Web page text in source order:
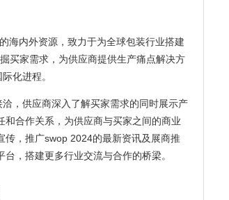
海内外资源，致力于为全球包装行业搭建
买家需求，为供应商提供生产痛点解决方
化进程。
，供应商深入了解买家需求的同时展示产
合作关系，为供应商与买家之间的商业
，推广swop 2024的最新资讯及展商推
，搭建更多行业交流与合作的桥梁。